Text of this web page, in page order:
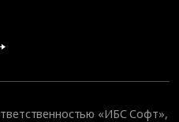
«ИБС Софт»,